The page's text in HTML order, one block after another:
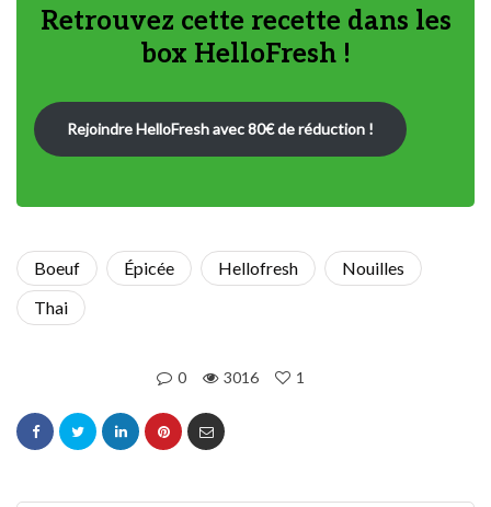
Retrouvez cette recette dans les
box HelloFresh !
Rejoindre HelloFresh avec 80€ de réduction !
Boeuf Épicée Hellofresh
Nouilles
Thai
0 3016 1